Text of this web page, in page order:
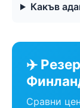
Какъв
✈️
Сравни